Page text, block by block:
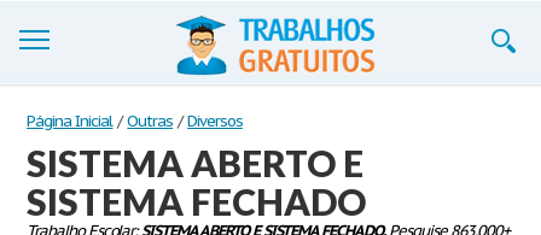
Trabalhos
Cadastre-se
Entre
Página Inicial / Outras / Diversos
SISTEMA ABERTO E
SISTEMA FECHADO
Trabalho Escolar:SISTEMA ABERTO E SISTEMA FECHADO.Pesquise 863.000+